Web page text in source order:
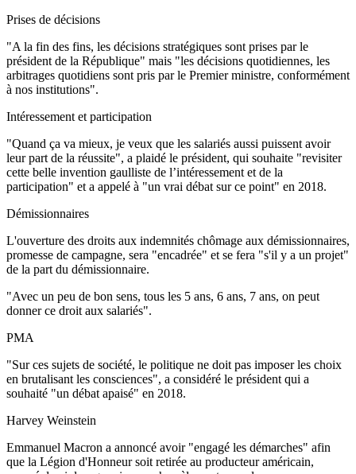
Prises de décisions
"A la fin des fins, les décisions stratégiques sont prises par le
président de la République" mais "les décisions quotidiennes, les
arbitrages quotidiens sont pris par le Premier ministre, conformément
à nos institutions".
Intéressement et participation
"Quand ça va mieux, je veux que les salariés aussi puissent avoir
leur part de la réussite", a plaidé le président, qui souhaite "revisiter
cette belle invention gaulliste de l’intéressement et de la
participation" et a appelé à "un vrai débat sur ce point" en 2018.
Démissionnaires
L'ouverture des droits aux indemnités chômage aux démissionnaires,
promesse de campagne, sera "encadrée" et se fera "s'il y a un projet"
de la part du démissionnaire.
"Avec un peu de bon sens, tous les 5 ans, 6 ans, 7 ans, on peut
donner ce droit aux salariés".
PMA
"Sur ces sujets de société, le politique ne doit pas imposer les choix
en brutalisant les consciences", a considéré le président qui a
souhaité "un débat apaisé" en 2018.
Harvey Weinstein
Emmanuel Macron a annoncé avoir "engagé les démarches" afin
que la Légion d'Honneur soit retirée au producteur américain,